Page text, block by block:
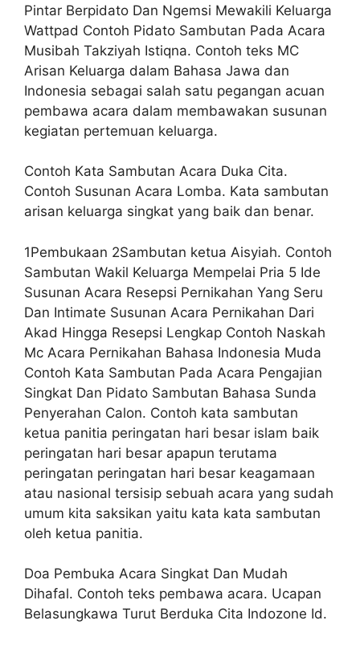
Pintar Berpidato Dan Ngemsi Mewakili Keluarga
Wattpad Contoh Pidato Sambutan Pada Acara
Musibah Takziyah Istiqna. Contoh teks MC
Arisan Keluarga dalam Bahasa Jawa dan
Indonesia sebagai salah satu pegangan acuan
pembawa acara dalam membawakan susunan
kegiatan pertemuan keluarga.
Contoh Kata Sambutan Acara Duka Cita.
Contoh Susunan Acara Lomba. Kata sambutan
arisan keluarga singkat yang baik dan benar.
1Pembukaan 2Sambutan ketua Aisyiah. Contoh
Sambutan Wakil Keluarga Mempelai Pria 5 Ide
Susunan Acara Resepsi Pernikahan Yang Seru
Dan Intimate Susunan Acara Pernikahan Dari
Akad Hingga Resepsi Lengkap Contoh Naskah
Mc Acara Pernikahan Bahasa Indonesia Muda
Contoh Kata Sambutan Pada Acara Pengajian
Singkat Dan Pidato Sambutan Bahasa Sunda
Penyerahan Calon. Contoh kata sambutan
ketua panitia peringatan hari besar islam baik
peringatan hari besar apapun terutama
peringatan peringatan hari besar keagamaan
atau nasional tersisip sebuah acara yang sudah
umum kita saksikan yaitu kata kata sambutan
oleh ketua panitia.
Doa Pembuka Acara Singkat Dan Mudah
Dihafal. Contoh teks pembawa acara. Ucapan
Belasungkawa Turut Berduka Cita Indozone Id.